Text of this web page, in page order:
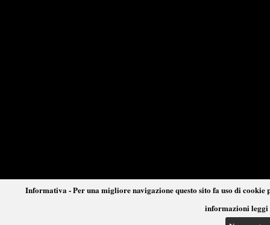
Informativa - Per una migliore navigazione questo sito fa uso di
informazioni leggi